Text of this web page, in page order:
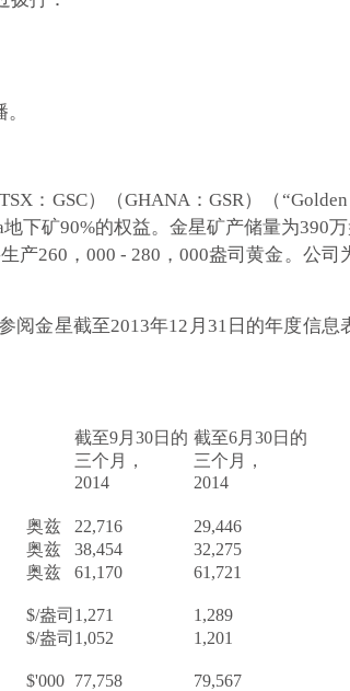
：GSC）（GHANA：GSR）（
下矿90%的权益。金星矿产储量为390
产260，000 - 280，000盎司黄金。公
金星截至2013年12月31日的年度信息
截至9月30日的
三个月，
截至6月30日的
三个月，
2014
2014
奥兹 22,716
29,446
奥兹 38,454
32,275
奥兹 61,170 61,721
$/盎司 1,271
1,289
$/盎司 1,052 1,201
$'000 77,758
79,567